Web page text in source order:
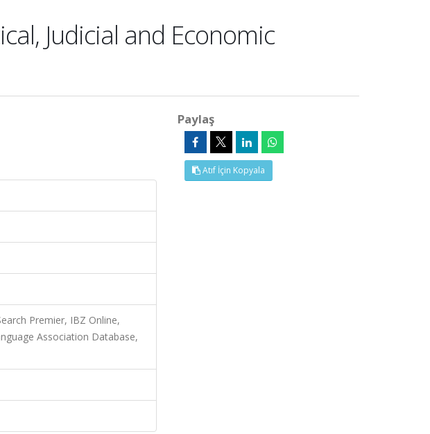
Judicial and Economic
Premier, IBZ Online,
Association Database,
Paylaş
Atıf İçin Kopyala